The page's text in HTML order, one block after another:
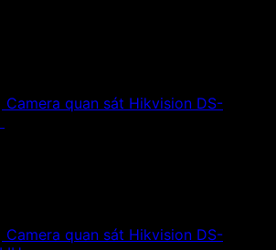
Camera quan sát Hikvision DS-
Camera quan sát Hikvision DS-